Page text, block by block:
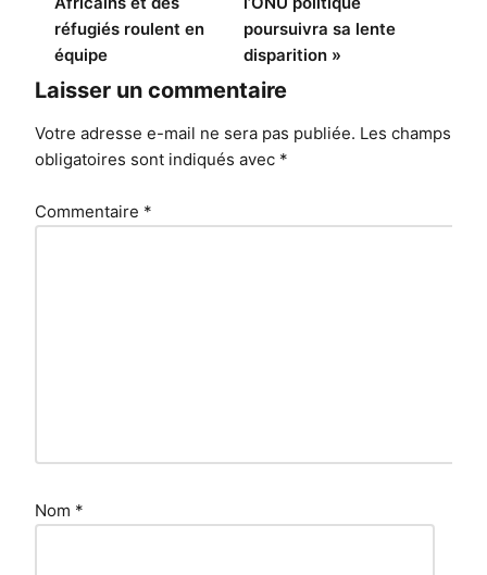
réfugiés roulent en
équipe
poursuivra sa lente
disparition »
Laisser un commentaire
Votre adresse e-mail ne sera pas publiée. Les champs
obligatoires sont indiqués avec *
Commentaire *
Nom *